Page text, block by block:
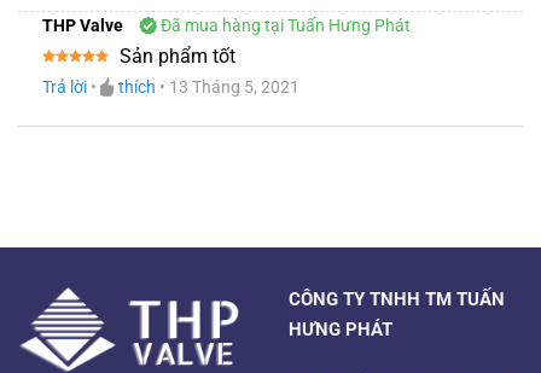
THP Valve
Đã mua hàng tại Tuấn Hưng Phát
Được xếp
hạng5 5
Sản phẩm tốt
Trả lời • thích • 13 Tháng 5, 2021
CÔNG TY TNHH TM TUẤN
HƯNG PHÁT